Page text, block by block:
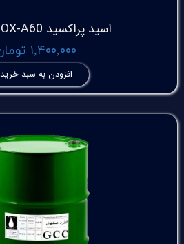
اسید پراکسید KETONOX-A60
۱,۴۰۰,۰۰۰ تومان
افزودن به سبد خرید